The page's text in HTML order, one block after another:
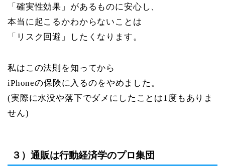
「確実性効果」があるものに安心し、
本当に起こるかわからないことは
「リスク回避」したくなります。
私はこの法則を知ってから
iPhoneの保険に入るのをやめました。
(実際に水没や落下でダメにしたことは1度もありま
せん)
３）通販は行動経済学のプロ集団